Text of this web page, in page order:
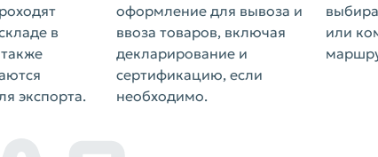
в
экспорта.
оформление для вывоза и
ввоза товаров, включая
декларирование и
сертификацию, если
необходимо.
или